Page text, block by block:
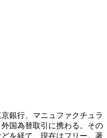
銀行、マニュファクチュラ
国為替取引に携わる。その
を経て、現在はフリー。著